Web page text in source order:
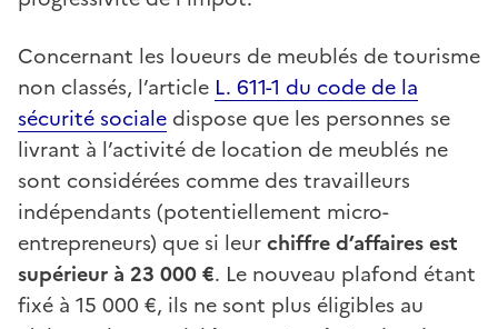
Concernant les loueurs de meublés de tourisme
non classés, l’article L. 611-1 du code de la
sécurité sociale dispose que les personnes se
livrant à l’activité de location de meublés ne
sont considérées comme des travailleurs
indépendants (potentiellement micro-
entrepreneurs) que si leurchiffre d’affaires est
supérieur à 23 000 €. Le nouveau plafond étant
fixé à 15 000 €, ils ne sont plus éligibles au